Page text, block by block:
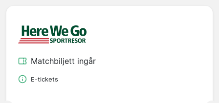
Matchbiljett ingår
E-tickets